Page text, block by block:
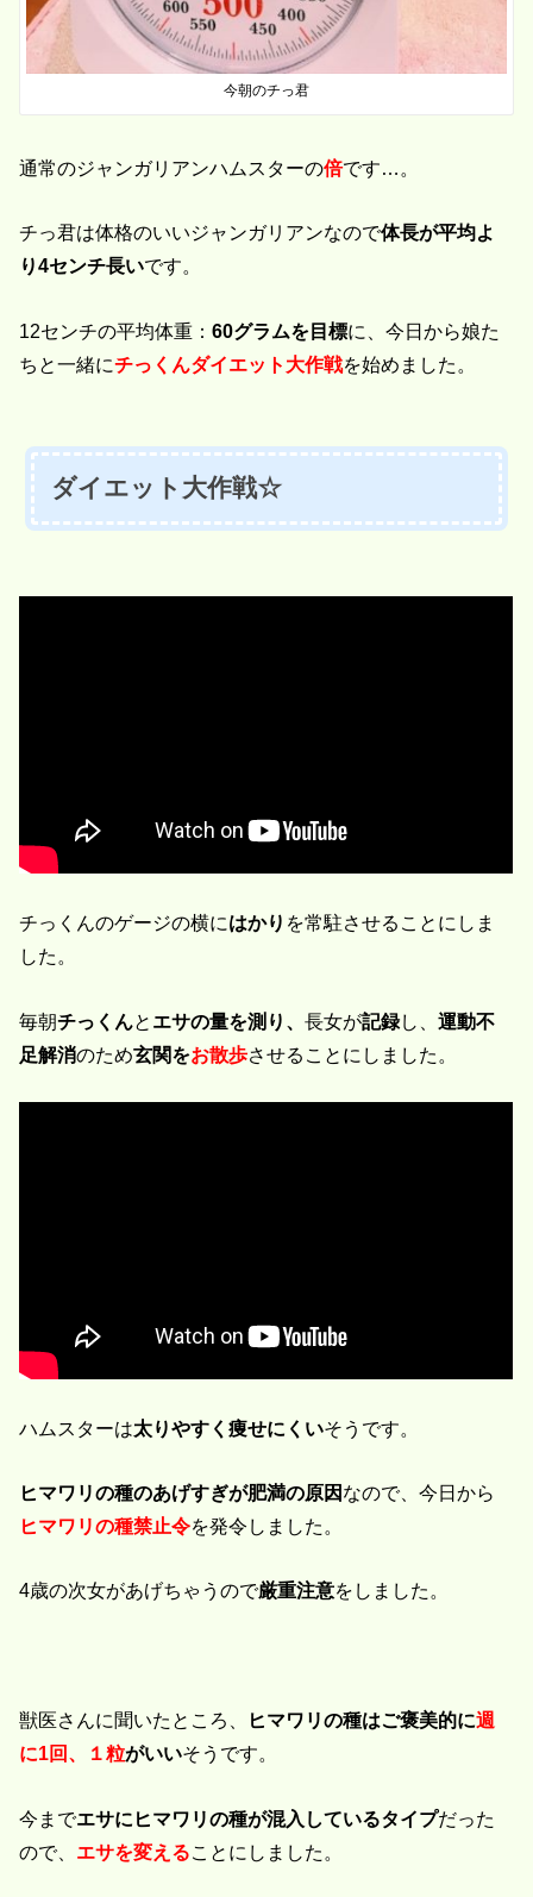
今朝のチっ君
通常のジャンガリアンハムスターの倍です…。
チっ君は体格のいいジャンガリアンなので体長が平均よ
り4センチ長いです。
12センチの平均体重：60グラムを目標に、今日から娘た
ちと一緒にチっくんダイエット大作戦を始めました。
ダイエット大作戦☆
チっくんのゲージの横にはかり を常駐させることにしま
した。
毎朝チっくん と エサの量を測り、長女が記録し、運動不
足解消のため玄関をお散歩させることにしました。
ハムスターは太りやすく痩せにくいそうです。
ヒマワリの種のあげすぎが肥満の原因 なので、今日から
ヒマワリの種禁止令を発令しました。
4歳の次女があげちゃうので厳重注意をしました。
獣医さんに聞いたところ、 ヒマワリの種はご褒美的に週
に1回、１粒がいいそうです。
今までエサにヒマワリの種が混入しているタイプだった
ので、 エサを変える ことにしました。